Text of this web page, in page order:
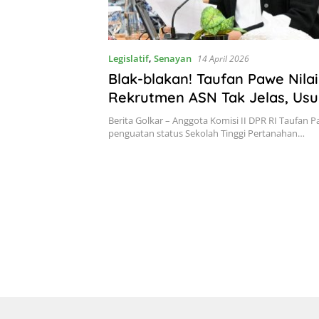
Legislatif, Senayan 14 April 2026
Blak-blakan! Taufan Pawe
Rekrutmen ASN Tak Jelas,
Jadi Ikatan Dinas
Berita Golkar – Anggota Komisi II DPR RI Taufan
penguatan status Sekolah Tinggi Pertanahan…